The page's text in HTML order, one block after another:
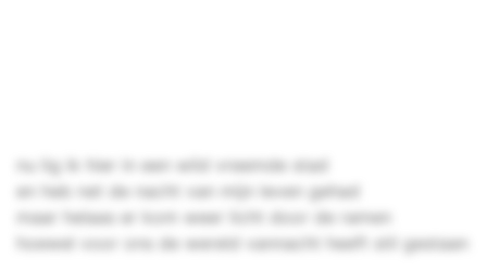
nu lig ik hier in een wild vreemde stad
en heb net de nacht van mijn leven gehad
maar helaas er kom weer licht door de ramen
hoewel voor ons de wereld vannacht heeft stil gestaan